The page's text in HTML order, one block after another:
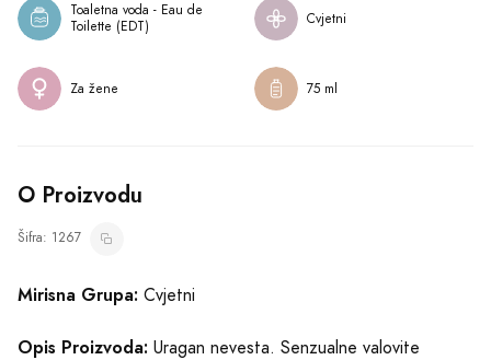
Toaletna voda - Eau de
Toilette (EDT)
Cvjetni
Za žene 75 ml
O Proizvodu
Šifra: 1267
Mirisna Grupa: Cvjetni
Opis Proizvoda: Uragan nevesta. Senzualne valovite